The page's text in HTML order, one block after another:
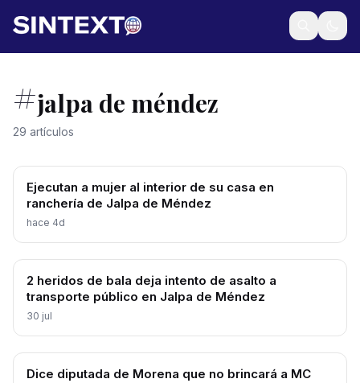
#jalpa de méndez
29 artículos
Ejecutan a mujer al interior de su casa en
ranchería de Jalpa de Méndez
hace 4d
2 heridos de bala deja intento de asalto a
transporte público en Jalpa de Méndez
30 jul
Dice diputada de Morena que no brincará a MC